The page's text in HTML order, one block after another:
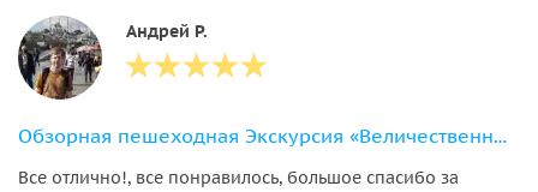
Андрей Р.
Обзорная пешеходная Экскурсия «Величественный Стамбул»
Все отлично!, все понравилось, большое спасибо за